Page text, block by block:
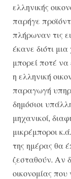
ελληνικής
παρήγε
πλήρωναν τις
έκανε διότι
μπορεί ποτέ
η ελληνική
παραγωγή
δημόσιοι
μηχανικοί,
μικρέμποροι
της ημέρας θα
ζεσταθούν. Αν
οικονομίας